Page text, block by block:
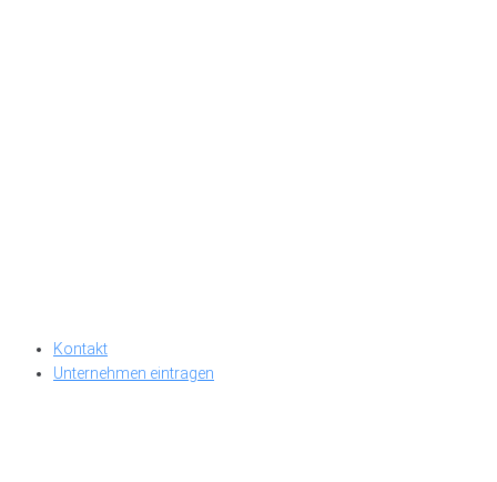
Kontakt
Unternehmen eintragen